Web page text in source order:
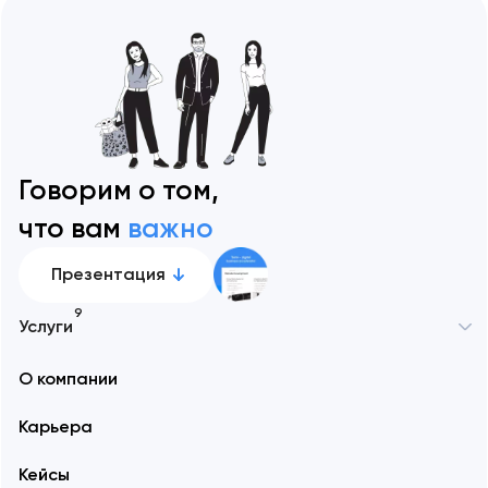
Говорим о том,
что вам важно
Презентация
Услуги
9
О компании
Карьера
Кейсы